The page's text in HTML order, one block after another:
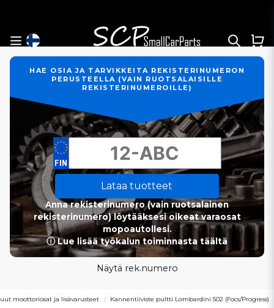
HAE OSIA JA TARVIKKEITA REKISTERINUMERON
PERUSTEELLA (VAIN RUOTSALAISILLE
REKISTERINUMEROILLE)
Lataa tuotteet
Anna rekisterinumero (vain ruotsalainen
rekisterinumero) löytääksesi oikeat varaosat
mopoautollesi.
ⓘ Lue lisää työkalun toiminnasta täältä
Näytä rek.numero
moottoriosat ja lisävarusteet Kannentiiviste pultti Lombardini 502 (Focs/Progress)